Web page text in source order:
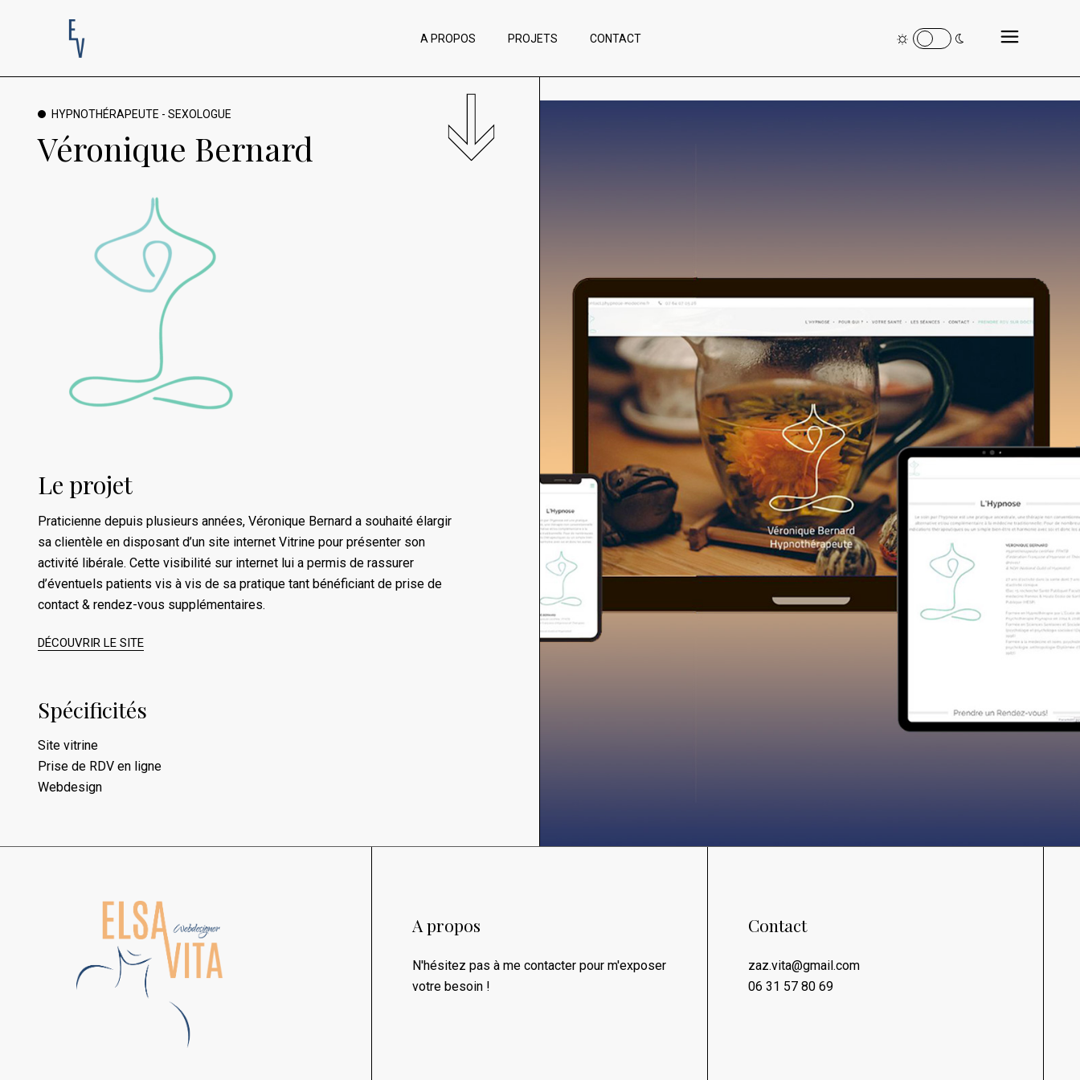
A PROPOS PROJETS CONTACT
HYPNOTHÉRAPEUTE - SEXOLOGUE
Véronique Bernard
Le projet
Praticienne depuis plusieurs années, Véronique Bernard a souhaité élargir
sa clientèle en disposant d’un site internet Vitrine pour présenter son
activité libérale. Cette visibilité sur internet lui a permis de rassurer
d’éventuels patients vis à vis de sa pratique tant bénéficiant de prise de
contact & rendez-vous supplémentaires.
DÉCOUVRIR LE SITE
Spécificités
Site vitrine
Prise de RDV en ligne
Webdesign
A propos
N'hésitez pas à me contacter pour m'exposer
votre besoin !
Contact
zaz.vita@gmail.com
06 31 57 80 69